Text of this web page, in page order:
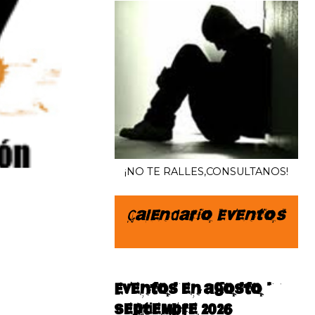
¡NO TE RALLES,CONSULTANOS!
Calendario Eventos
Eventos en agosto–
septiembre 2026